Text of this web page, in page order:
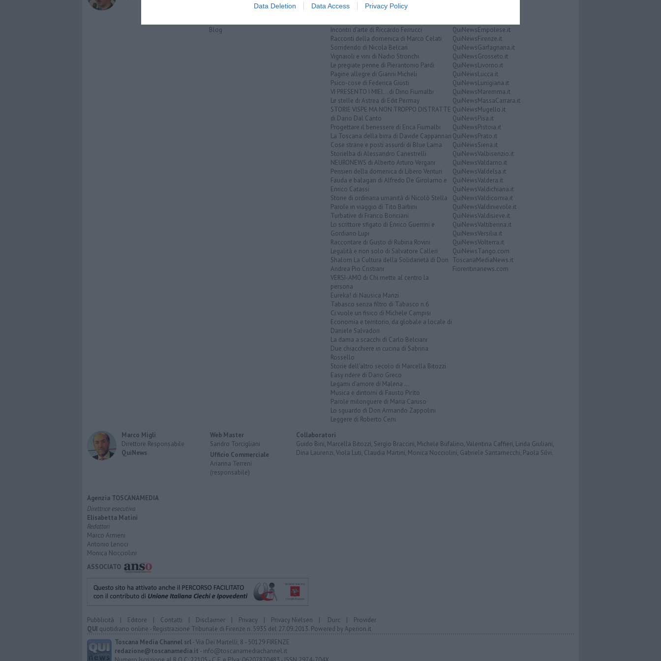
Data Deletion Data Access Privacy Policy
Blog
QUI BLOG
Incontri d'arte di Riccardo Ferrucci
Racconti della domenica di Marco Celati
Sorridendo di Nicola Belcari
Vignaioli e vini di Nadio Stronchi
Le pregiate penne di Pierantonio Pardi
Pagine allegre di Gianni Micheli
Psico-cose di Federica Giusti
VI PRESENTO I MIEI... di Dino Fiumalbi
Le stelle di Astrea di Edit Permay
STORIE VISPE MA NON TROPPO DISTRATTE
di Dario Dal Canto
Progettare il benessere di Erica Fiumalbi
La Toscana della birra di Davide Cappannari
Cose strane e posti assurdi di Blue Lama
Storielba di Alessandro Canestrelli
NEURONEWS di Alberto Arturo Vergani
Pensieri della domenica di Libero Venturi
Fauda e balagan di Alfredo De Girolamo e
Enrico Catassi
Storie di ordinaria umanità di Nicolò Stella
Parole in viaggio di Tito Barbini
Turbative di Franco Bonciani
Lo scrittore sfigato di Enrico Guerrini e
Gordiano Lupi
Raccontare di Gusto di Rubina Rovini
Legalità e non solo di Salvatore Calleri
Shalom La Cultura della Solidarietà di Don
Andrea Pio Cristiani
VERSI-AMO di Chi mette al centro la
persona
Eureka! di Nausica Manzi
Tabasco senza filtro di Tabasco n.6
Ci vuole un fisico di Michele Campisi
Economia e territorio, da globale a locale di
Daniele Salvadori
La dama a scacchi di Carlo Belciani
Due chiacchiere in cucina di Sabrina
Rossello
Storie dell'altro secolo di Marcella Bitozzi
Easy ridere di Dario Greco
Legami d'amore di Malena ...
Musica e dintorni di Fausto Pirìto
Parole milonguere di Maria Caruso
Lo sguardo di Don Armando Zappolini
Leggere di Roberto Cerri
QuiNewsEmpolese.it
QuiNewsFirenze.it
QuiNewsGarfagnana.it
QuiNewsGrosseto.it
QuiNewsLivorno.it
QuiNewsLucca.it
QuiNewsLunigiana.it
QuiNewsMaremma.it
QuiNewsMassaCarrara.it
QuiNewsMugello.it
QuiNewsPisa.it
QuiNewsPistoia.it
QuiNewsPrato.it
QuiNewsSiena.it
QuiNewsValbisenzio.it
QuiNewsValdarno.it
QuiNewsValdelsa.it
QuiNewsValdera.it
QuiNewsValdichiana.it
QuiNewsValdicornia.it
QuiNewsValdinievole.it
QuiNewsValdisieve.it
QuiNewsValtiberina.it
QuiNewsVersilia.it
QuiNewsVolterra.it
QuiNewsTango.com
ToscanaMediaNews.it
Fiorentinanews.com
Marco Migli
Direttore Responsabile
QuiNews
Web Master
Sandro Torcigliani
Ufficio Commerciale
Arianna Terreni
(responsabile)
Collaboratori
Guido Bini, Marcella Bitozzi, Sergio Braccini, Michele Bufalino, Valentina Caffieri, Linda Giuliani,
Dina Laurenzi, Viola Luti, Claudia Martini, Monica Nocciolini, Gabriele Santarnecchi, Paola Silvi.
Agenzia TOSCANAMEDIA
Direttrice esecutiva
Elisabetta Matini
Redattori
Marco Armeni
Antonio Lenoci
Monica Nocciolini
ASSOCIATO
Pubblicità | Editore | Contatti | Disclaimer | Privacy | Privacy Nielsen | Durc | Provider
QUI quotidiano online - Registrazione Tribunale di Firenze n. 5935 del 27.09.2013. Powered byAperion.it
Toscana Media Channel srl- Via Dei Martelli, 8 - 50129 FIRENZE
redazione@toscanamedia.it - info@toscanamediachannel.it